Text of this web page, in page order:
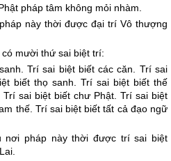
pháp tâm không mỏi nhàm.
này thời được đại trí Vô thượng
mười thứ sai biệt trí:
Trí sai biệt biết các căn. Trí sai
biết thọ sanh. Trí sai biệt biết thế
sai biệt biết chư Phật. Trí sai biệt
thế. Trí sai biệt biết tất cả đạo ngữ
nơi pháp này thời được trí sai biệt